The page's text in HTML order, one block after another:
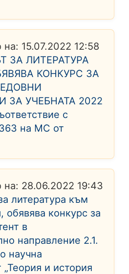
на: 15.07.2022 12:58
ЗА ЛИТЕРАТУРА
КОНКУРС ЗА
ЗА УЧЕБНАТА 2022
с
на МС от
на: 28.06.2022 19:43
литература към
конкурс за
в
направление 2.1.
научна
и история